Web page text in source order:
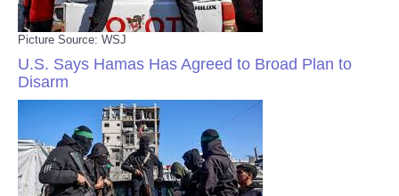
Picture Source: WSJ
U.S. Says Hamas Has Agreed to Broad Plan to
Disarm